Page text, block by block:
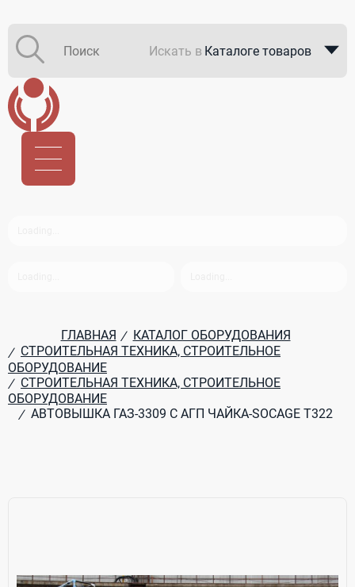
Искать в Каталоге товаров
ГЛАВНАЯ / КАТАЛОГ ОБОРУДОВАНИЯ
/ СТРОИТЕЛЬНАЯ ТЕХНИКА, СТРОИТЕЛЬНОЕ
ОБОРУДОВАНИЕ
/ СТРОИТЕЛЬНАЯ ТЕХНИКА, СТРОИТЕЛЬНОЕ
ОБОРУДОВАНИЕ
/ АВТОВЫШКА ГАЗ-3309 С АГП ЧАЙКА-SOCAGE Т322